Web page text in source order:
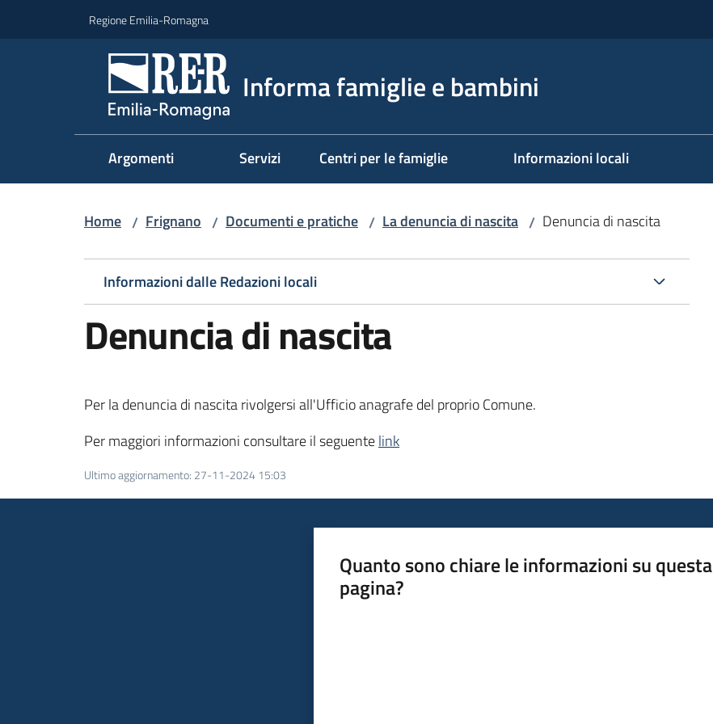
Regione Emilia-Romagna
Informa famiglie e bambini
Argomenti Servizi Centri per le famiglie Informazioni locali
Home / Frignano / Documenti e pratiche / La denuncia di nascita / Denuncia di nascita
Informazioni dalle Redazioni locali
Denuncia di nascita
Per la denuncia di nascita rivolgersi all'Ufficio anagrafe del proprio Comune.
Per maggiori informazioni consultare il seguentelink
Ultimo aggiornamento: 27-11-2024 15:03
Quanto sono chiare le informazioni su questa
pagina?